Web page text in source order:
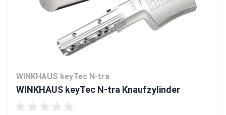
WINKHAUS keyTec N-tra
WINKHAUS keyTec N-tra Knaufzylinder